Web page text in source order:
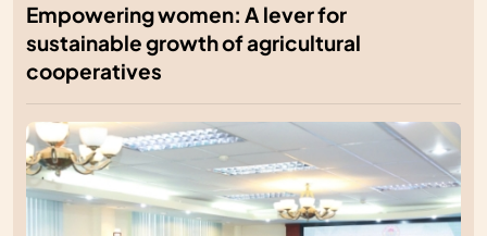
Empowering women: A lever for
sustainable growth of agricultural
cooperatives